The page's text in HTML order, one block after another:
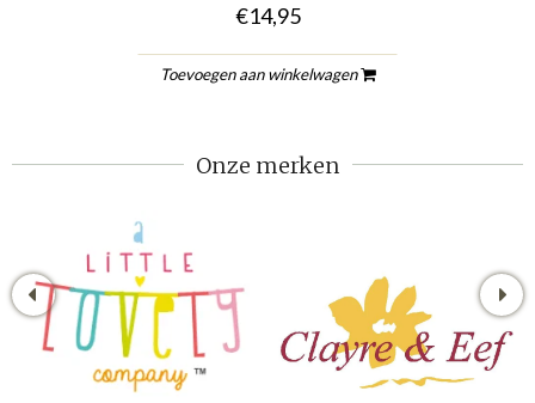
€14,95
Toevoegen aan winkelwagen
Onze merken